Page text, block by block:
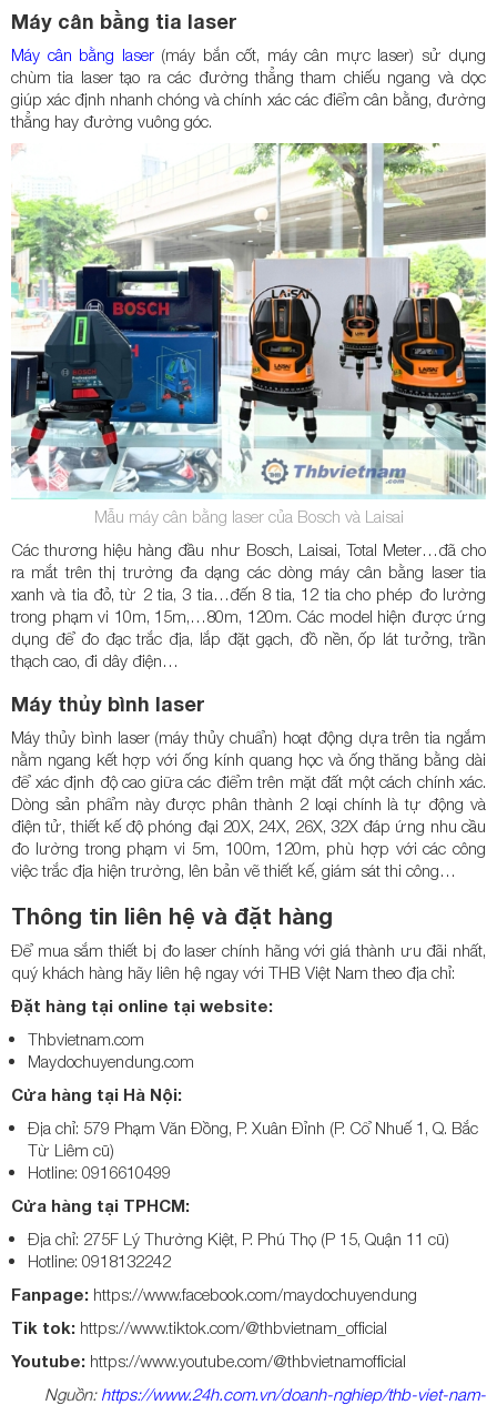
Máy cân bằng tia laser
Máy cân bằng laser(máy bắn cốt, máy cân mực laser) sử dụng
chùm tia laser tạo ra các đường thẳng tham chiếu ngang và dọc
giúp xác định nhanh chóng và chính xác các điểm cân bằng, đường
thẳng hay đường vuông góc.
Mẫu máy cân bằng laser của Bosch và Laisai
Các thương hiệu hàng đầu như Bosch, Laisai, Total Meter…đã cho
ra mắt trên thị trường đa dạng các dòng máy cân bằng laser tia
xanh và tia đỏ, từ 2 tia, 3 tia…đến 8 tia, 12 tia cho phép đo lường
trong phạm vi 10m, 15m,…80m, 120m. Các model hiện được ứng
dụng để đo đạc trắc địa, lắp đặt gạch, đồ nền, ốp lát tưởng, trần
thạch cao, đi dây điện…
Máy thủy bình laser
Máy thủy bình laser (máy thủy chuẩn) hoạt động dựa trên tia ngắm
nằm ngang kết hợp với ống kính quang học và ống thăng bằng dài
để xác định độ cao giữa các điểm trên mặt đất một cách chính xác.
Dòng sản phẩm này được phân thành 2 loại chính là tự động và
điện tử, thiết kế độ phóng đại 20X, 24X, 26X, 32X đáp ứng nhu cầu
đo lường trong phạm vi 5m, 100m, 120m, phù hợp với các công
việc trắc địa hiện trường, lên bản vẽ thiết kế, giám sát thi công…
Thông tin liên hệ và đặt hàng
Để mua sắm thiết bị đo laser chính hãng với giá thành ưu đãi nhất,
quý khách hàng hãy liên hệ ngay với THB Việt Nam theo địa chỉ:
Đặt hàng tại online tại website:
Thbvietnam.com
Maydochuyendung.com
Cửa hàng tại Hà Nội:
Địa chỉ: 579 Phạm Văn Đồng, P. Xuân Đỉnh (P. Cổ Nhuế 1, Q. Bắc
Từ Liêm cũ)
Hotline: 0916610499
Cửa hàng tại TPHCM:
Địa chỉ: 275F Lý Thường Kiệt, P. Phú Thọ (P 15, Quận 11 cũ)
Hotline: 0918132242
Fanpage: https://www.facebook.com/maydochuyendung
Tik tok: https://www.tiktok.com/@thbvietnam_official
Youtube: https://www.youtube.com/@thbvietnamofficial
Nguồn: https://www.24h.com.vn/doanh-nghiep/thb-viet-nam-